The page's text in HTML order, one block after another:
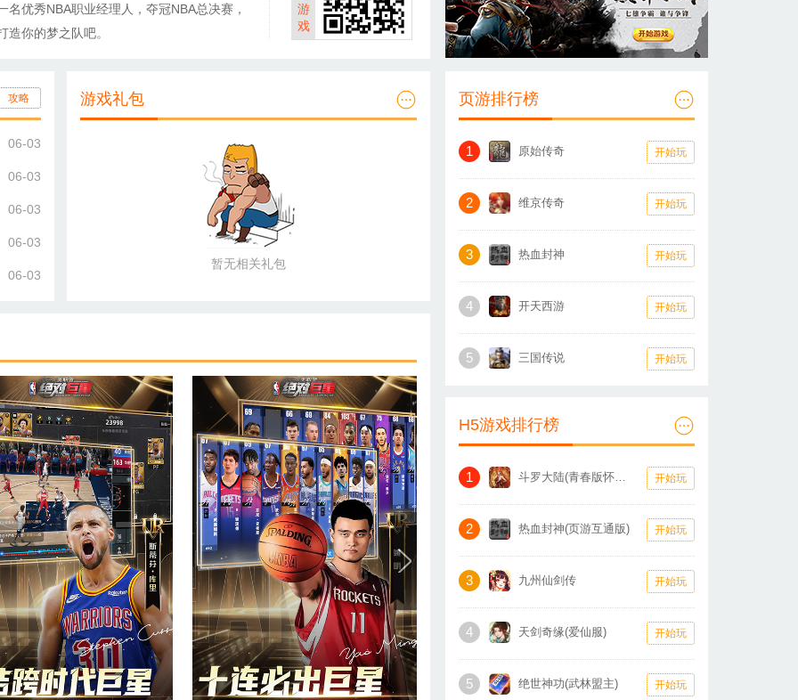
名优秀NBA职业经理人，夺冠NBA总决赛，
造你的梦之队吧。
游
戏
攻略
06-03
06-03
06-03
06-03
06-03
游戏礼包
暂无相关礼包
页游排行榜
1 原始传奇 开始玩
2 维京传奇 开始玩
3 热血封神 开始玩
4 开天西游 开始玩
5 三国传说 开始玩
H5游戏排行榜
1 斗罗大陆(青春版怀旧服) 开始玩
2 热血封神(页游互通版) 开始玩
3 九州仙剑传 开始玩
4 天剑奇缘(爱仙服) 开始玩
5 绝世神功(武林盟主) 开始玩